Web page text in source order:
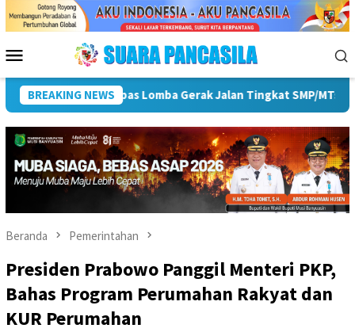
Menu
Mobile
BREAKING NEWS
ke-81 RI Pemkot Lubuk Linggau Sosialisasikan Tanda
Beranda Pemerintahan
Presiden Prabowo Panggil Menteri PKP,
Bahas Program Perumahan Rakyat dan
KUR Perumahan